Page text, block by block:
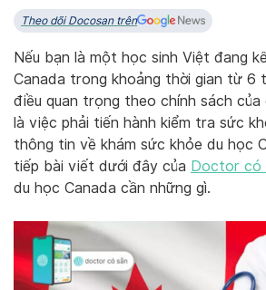
Theo dõi Docosan trên
Nếu bạn là một học sinh Việt đang
Canada trong khoảng thời gian từ 6
điều quan trọng theo chính sách của
là việc phải tiến hành kiểm tra sức
thông tin về khám sức khỏe du học
tiếp bài viết dưới đây của Doctor có
du học Canada cần những gì.